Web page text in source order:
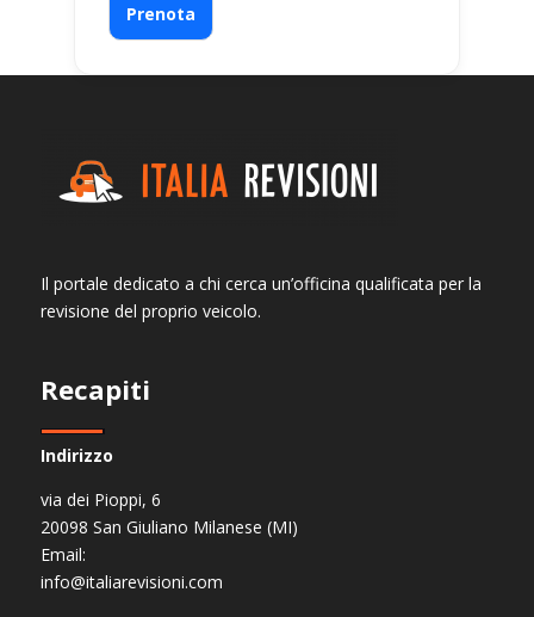
Prenota
Il portale dedicato a chi cerca un’officina qualificata per la
revisione del proprio veicolo.
Recapiti
Indirizzo
via dei Pioppi, 6
20098 San Giuliano Milanese (MI)
Email:
info@italiarevisioni.com